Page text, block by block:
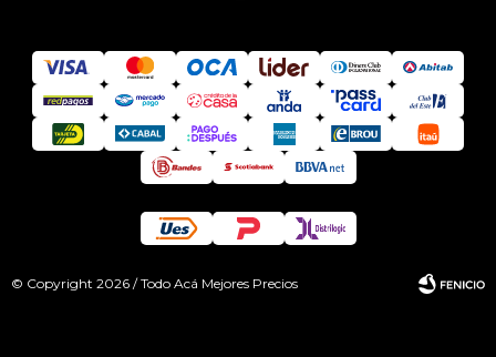
© Copyright 2026 / Todo Acá Mejores Precios